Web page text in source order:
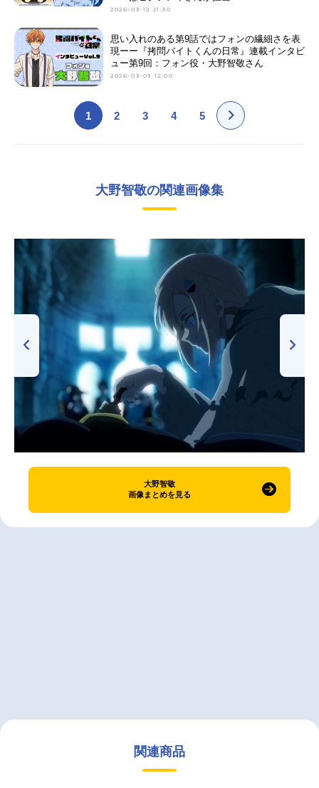
2026-03-12 21:30
思い入れのある第9話ではフォンの繊細さを表
現ーー『拷問バイトくんの日常』連載インタビ
ュー第9回：フォン役・大野智敬さん
2026-03-03 12:00
1 2 3 4 5
大野智敬の関連画像集
大野智敬
画像まとめを見る
関連商品